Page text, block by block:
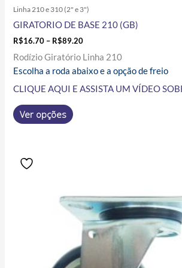
Linha 210 e 310 (2" e 3")
GIRATORIO DE BASE 210 (GB)
R$16.70 – R$89.20
Rodízio Giratório Linha 210
Escolha a roda abaixo e a opção de freio
CLIQUE AQUI E ASSISTA UM VÍDEO
Ver opções
R$738.00
várias
variantes.
opções
podem